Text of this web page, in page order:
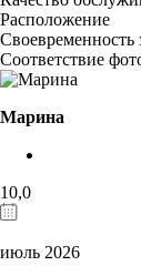
Расположение
Своевременность
Соответствие
Марина
10,0
июль 2026